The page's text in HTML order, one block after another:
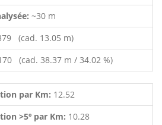
~30 m
(cad. 13.05 m)
(cad. 38.37 m / 34.02 %)
par Km: 12.52
>5º par Km: 10.28